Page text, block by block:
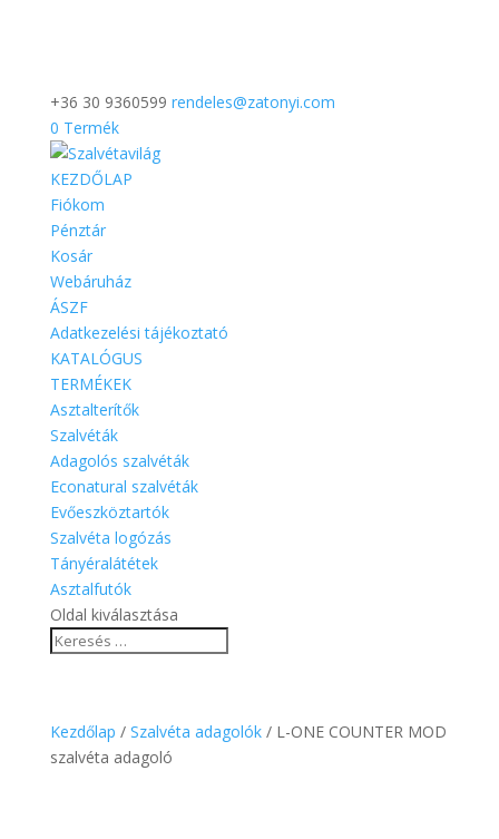
+36 30 9360599 rendeles@zatonyi.com
0 Termék
KEZDŐLAP
Fiókom
Pénztár
Kosár
Webáruház
ÁSZF
Adatkezelési tájékoztató
KATALÓGUS
TERMÉKEK
Asztalterítők
Szalvéták
Adagolós szalvéták
Econatural szalvéták
Evőeszköztartók
Szalvéta logózás
Tányéralátétek
Asztalfutók
Oldal kiválasztása
Kezdőlap / Szalvéta adagolók/ L-ONE COUNTER MOD
szalvéta adagoló